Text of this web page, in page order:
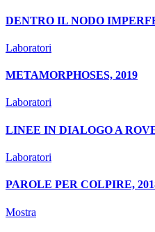
DENTRO IL NODO
Laboratori
METAMORPHOSES, 2019
Laboratori
LINEE IN DIALOGO A
Laboratori
PAROLE PER COLPIRE,
Mostra